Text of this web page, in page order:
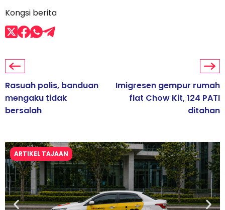
Kongsi berita
Rasuah polis, banduan
mengaku tidak
bersalah
Imigresen gempur rumah
flat Chow Kit, 124 PATI
ditahan
ARTIKEL TAJAAN